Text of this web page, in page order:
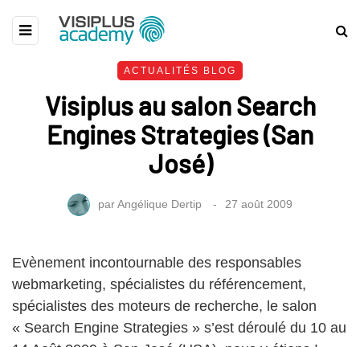
ACTUALITÉS BLOG
Visiplus au salon Search
Engines Strategies (San
José)
parAngélique Dertip 27 août 2009
Evènement incontournable des responsables
webmarketing, spécialistes du référencement,
spécialistes des moteurs de recherche, le salon
« Search Engine Strategies » s’est déroulé du 10 au